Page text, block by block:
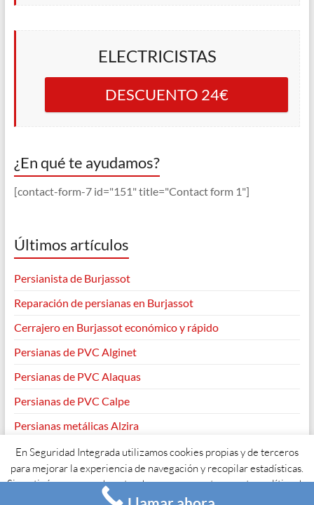
ELECTRICISTAS
DESCUENTO 24€
¿En qué te ayudamos?
[contact-form-7 id="151" title="Contact form 1"]
Últimos artículos
Persianista de Burjassot
Reparación de persianas en Burjassot
Cerrajero en Burjassot económico y rápido
Persianas de PVC Alginet
Persianas de PVC Alaquas
Persianas de PVC Calpe
Persianas metálicas Alzira
Copyright © 2026. Todos los derechos reservados. TemaSpaciousde
ThemeGrill. Funciona con: WordPress
En Seguridad Integrada utilizamos cookies propias y de terceros
para mejorar la experiencia de navegación y recopilar estadísticas.
Si continúas navegando entendemos que aceptas nuestra política de